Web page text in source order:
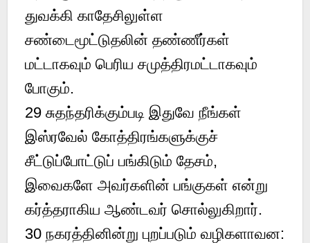
துவக்கி காதேசிலுள்ள
சண்டைமூட்டுதலின் தண்ணீர்கள்
மட்டாகவும் பெரிய சமுத்திரமட்டாகவும்
போகும்.
29 சுதந்தரிக்கும்படி இதுவே நீங்கள்
இஸ்ரவேல் கோத்திரங்களுக்குச்
சீட்டுப்போட்டுப் பங்கிடும் தேசம்,
இவைகளே அவர்களின் பங்குகள் என்று
கர்த்தராகிய ஆண்டவர் சொல்லுகிறார்.
30 நகரத்தினின்று புறப்படும் வழிகளாவன: